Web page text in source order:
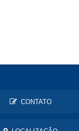
CONTATO